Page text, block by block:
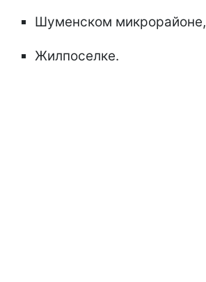
Шуменском микрорайоне,
Жилпоселке.